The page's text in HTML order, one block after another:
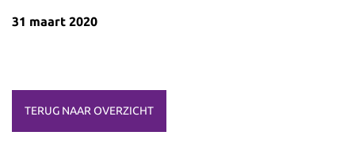
31 maart 2020
TERUG NAAR OVERZICHT